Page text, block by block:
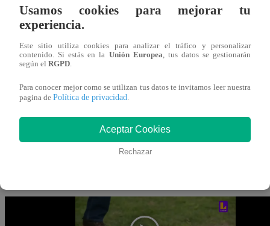
enterrada su mamá Antonia antes de regresar a casa.
Al llegar a la tumba de su madre, Marina y Luna no
tenerla presente en un día tan importante para su familia.
Luego de tener una conversación entre todos, los
que no piense en ti, Antonia. Voy a cuidar a nuestros
Puedes ver la escena completa de “Papá en
Usamos cookies para mejorar tu
experiencia.
Este sitio utiliza cookies para analizar el tráfico y personalizar
contenido. Si estás en la Unión Europea, tus datos se gestionarán
según el RGPD.
Para conocer mejor como se utilizan tus datos te invitamos leer nuestra
pagina de Política de privacidad.
Aceptar Cookies
Rechazar